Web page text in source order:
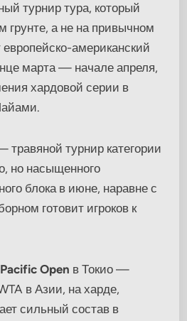
турнир тура, который
грунте, а не на привычном
американский
марта — начале апреля,
хардовой серии в
травяной турнир категории
но насыщенного
блока в июне, наравне с
готовит игроков к
Open в Токио —
в Азии, на харде,
сильный состав в